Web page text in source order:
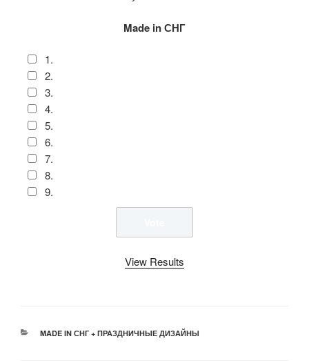
Made in СНГ
1.
2.
3.
4.
5.
6.
7.
8.
9.
View Results
РУБРИКИ
MADE IN СНГ + ПРАЗДНИЧНЫЕ ДИЗАЙНЫ